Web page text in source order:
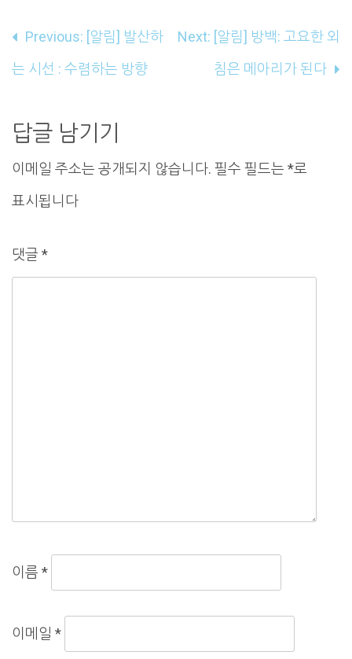
글
내
게
이
션
Previous: [알림] 발산하
는 시선 : 수렴하는 방향
Next: [알림] 방백: 고요한 외
침은 메아리가 된다
답글 남기기
이메일 주소는 공개되지 않습니다. 필수 필드는 *로
표시됩니다
댓글 *
이름 *
이메일 *